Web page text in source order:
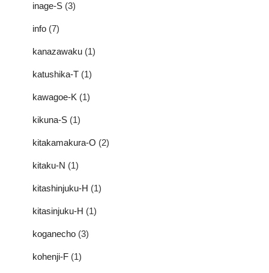
inage-S (3)
info (7)
kanazawaku (1)
katushika-T (1)
kawagoe-K (1)
kikuna-S (1)
kitakamakura-O (2)
kitaku-N (1)
kitashinjuku-H (1)
kitasinjuku-H (1)
koganecho (3)
kohenji-F (1)